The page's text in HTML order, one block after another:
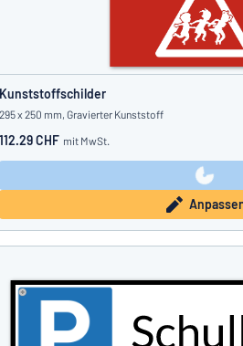
Kunststoffschilder
295 x 250 mm, Gravierter Kunststoff
112.29 CHF mit MwSt.